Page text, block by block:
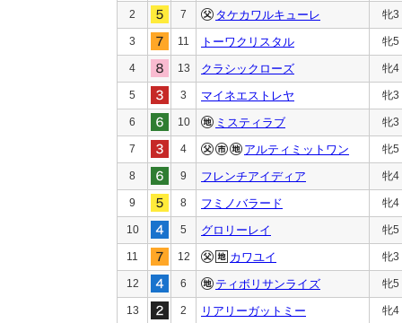
2 7 タケカワルキューレ 牝3
3 11 トーワクリスタル 牝5
4 13 クラシックローズ 牝4
5 3 マイネエストレヤ 牝3
6 10 ミスティラブ 牝3
7 4 アルティミットワン 牝5
8 9 フレンチアイディア 牝4
9 8 フミノバラード 牝4
10 5 グロリーレイ 牝5
11 12 カワユイ 牝3
12 6 ティボリサンライズ 牝5
13 2 リアリーガットミー 牝4